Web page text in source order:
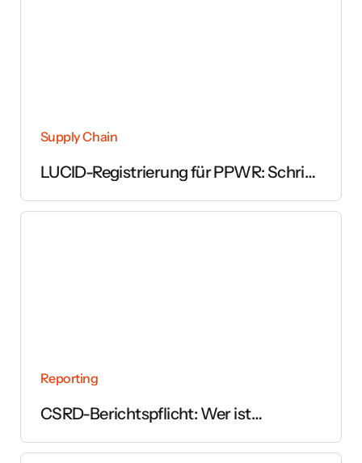
Supply Chain
LUCID-Registrierung für PPWR: Schritt
Reporting
CSRD-Berichtspflicht: Wer ist